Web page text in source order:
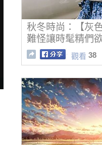
秋冬時尚：【灰
難怪讓時髦精們
觀看 38